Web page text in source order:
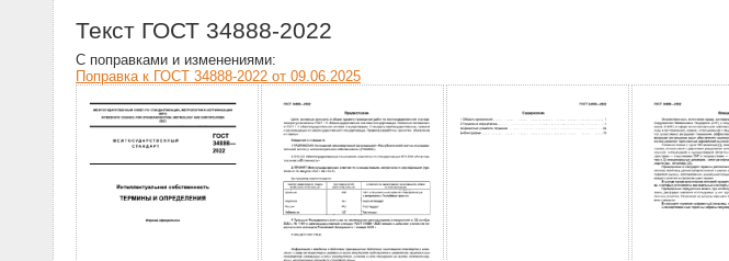
Текст ГОСТ 34888-2022
С поправками и изменениями:
Поправка к ГОСТ 34888-2022 от 09.06.2025